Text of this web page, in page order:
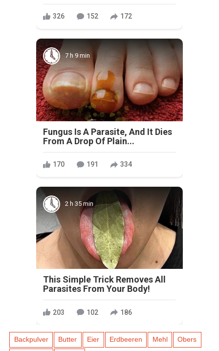
326 152 172
7 h 9 min
Fungus Is A Parasite, And It Dies
From A Drop Of Plain...
170 191 334
2 h 35 min
This Simple Trick Removes All
Parasites From Your Body!
203 102 186
Backpulver Butter Eier Erdbeeren Mehl Obers